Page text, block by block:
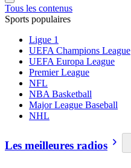
Tous les contenus
Sports populaires
Ligue 1
UEFA Champions League
UEFA Europa League
Premier League
NFL
NBA Basketball
Major League Baseball
NHL
Les meilleures radios